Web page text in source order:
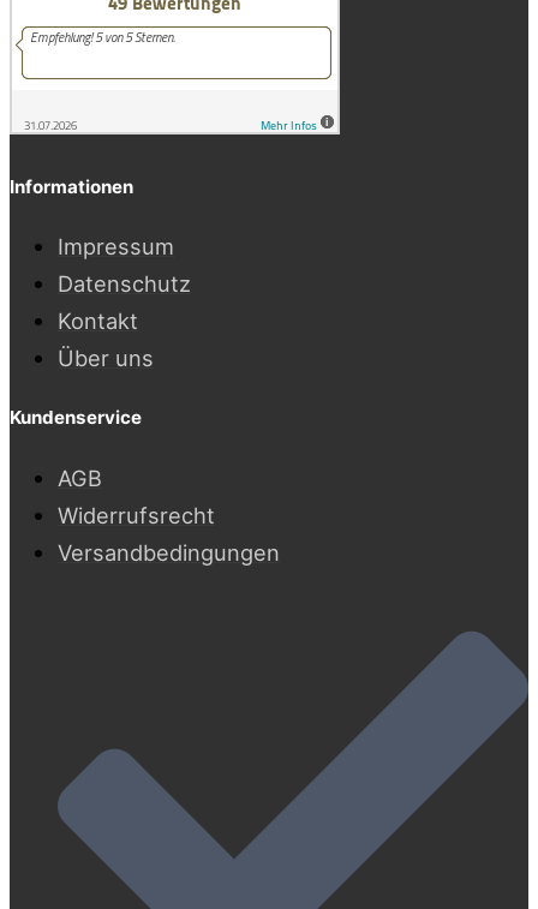
Informationen
Impressum
Datenschutz
Kontakt
Über uns
Kundenservice
AGB
Widerrufsrecht
Versandbedingungen